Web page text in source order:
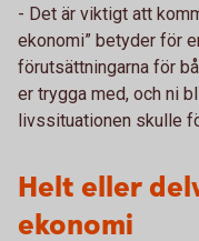
- Det är viktigt att
ekonomi” betyder för
förutsättningarna för
er trygga med, och ni
livssituationen skulle
Helt eller
ekonomi